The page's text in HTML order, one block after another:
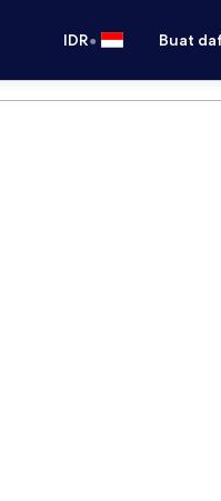
IDR• Buat